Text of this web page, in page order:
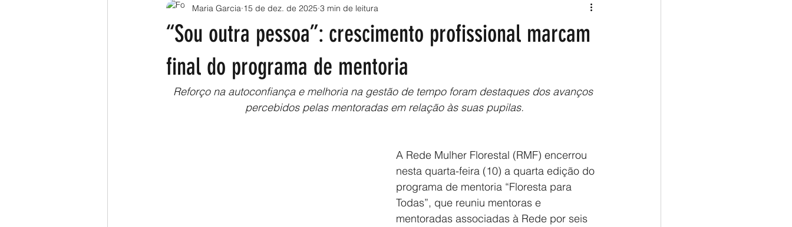
“Sou outra pessoa”: crescimento profissional marcam
final do programa de mentoria
Maria Garcia 15 de dez. de 2025 3 min de leitura
Reforço na autoconfiança e melhoria na gestão de tempo foram destaques dos avanços
percebidos pelas mentoradas em relação às suas pupilas.
A Rede Mulher Florestal (RMF) encerrou
nesta quarta-feira (10) a quarta edição do
programa de mentoria “Floresta para
Todas”, que reuniu mentoras e
mentoradas associadas à Rede por seis